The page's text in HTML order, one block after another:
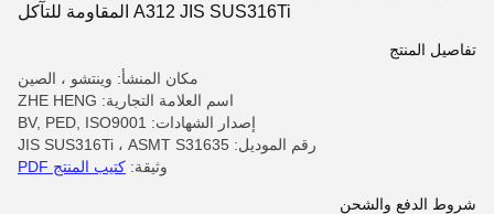
A312 JIS SUS316Ti المقاومة للتآكل
تفاصيل المنتج
مكان المنشأ: وينتشو ، الصين
اسم العلامة التجارية: ZHE HENG
إصدار الشهادات: BV, PED, ISO9001
رقم الموديل: JIS SUS316Ti ، ASMT S31635
وثيقة: كتيب المنتج PDF
شروط الدفع والشحن